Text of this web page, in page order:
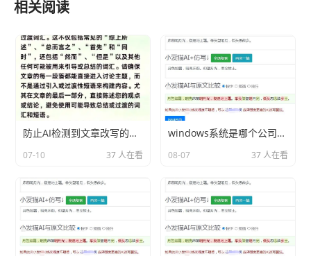
相关阅读
防止AI检测到文章改写的技巧
07-10 37 人在看
windows系统是哪个公司的产品分享相关内容2026
08-07 37 人在看